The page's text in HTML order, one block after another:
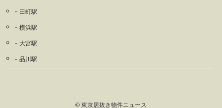
田町駅
横浜駅
大宮駅
品川駅
© 東京居抜き物件ニュース